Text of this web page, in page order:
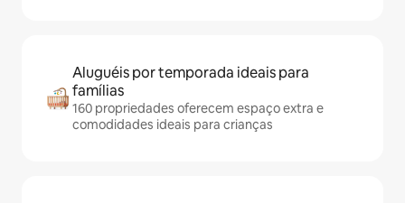
Aluguéis por temporada ideais para
famílias
160 propriedades oferecem espaço extra e
comodidades ideais para crianças